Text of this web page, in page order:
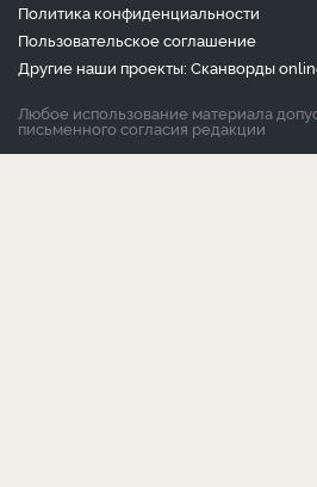
Политика конфиденциальности
Пользовательское соглашение
Другие наши проекты: Сканворды
Любое использование материала
письменного согласия редакции